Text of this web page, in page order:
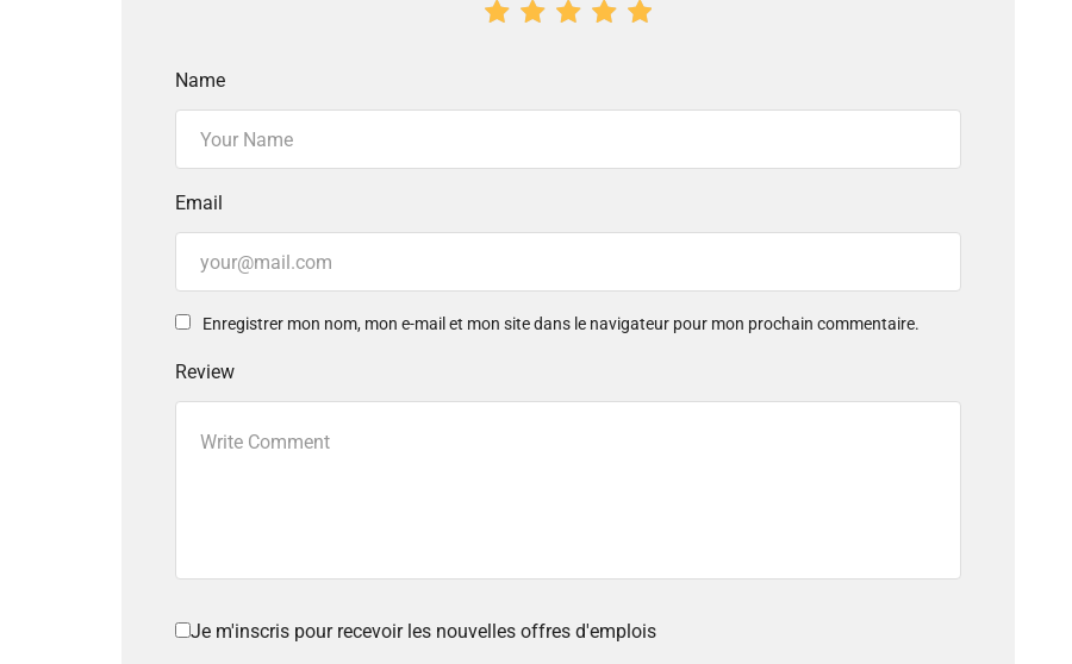
Name
Email
Enregistrer mon nom, mon e-mail et mon site dans le navigateur pour mon prochain commentaire.
Review
Je m'inscris pour recevoir les nouvelles offres d'emplois